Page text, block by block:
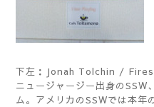
下左：Jonah Tolchin / Fires
ニュージャージー出身のSSW
ム。アメリカのSSWでは本年